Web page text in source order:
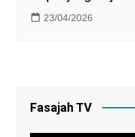
23/04/2026
Fasajah TV